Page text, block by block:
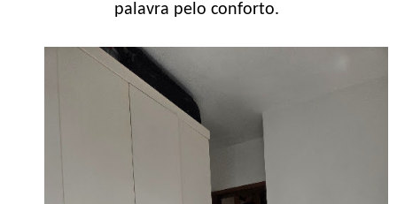
palavra pelo conforto.